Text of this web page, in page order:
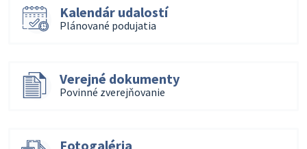
Kalendár udalostí
Plánované podujatia
Verejné dokumenty
Povinné zverejňovanie
Fotogaléria